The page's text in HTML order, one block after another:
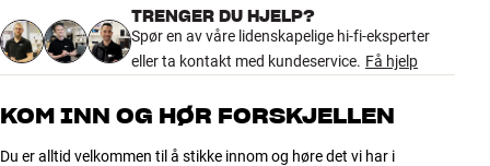
11 anmeldelser
TRENGER DU HJELP?
Spør en av våre lidenskapelige hi-fi-eksperter
eller ta kontakt med kundeservice. Få hjelp
KOM INN OG HØR FORSKJELLEN
Du er alltid velkommen til å stikke innom og høre det vi har i